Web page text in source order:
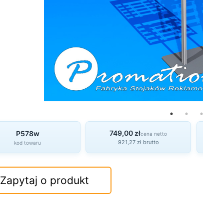
P578w
kod towaru
749,00 złcena netto
921,27 zł brutto
Zapytaj o produkt